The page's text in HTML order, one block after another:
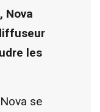
Nova
les
se